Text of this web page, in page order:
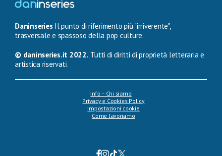
Daninseries Il punto di riferimento più "irriverente",
trasversale e spassoso della pop culture.
© daninseries.it 2022. Tutti di diritti di proprietà letteraria e
artistica riservati.
Info – Chi siamo
Privacy e Cookies Policy
Impostazioni cookie
Come lavoriamo